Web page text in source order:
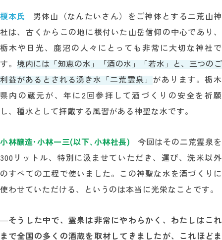
榎本氏 男体山（なんたいさん）をご神体とする二荒山神
社は、古くからこの地に根付いた山岳信仰の中心であり、
栃木や日光、鹿沼の人々にとっても非常に大切な神社で
す。境内には「知恵の水」「酒の水」「若水」と、三つのご
利益があるとされる湧き水「二荒霊泉」 があります。栃木
県内の蔵元が、年に2回参拝して酒づくりの安全を祈願
し、種水として拝戴する風習がある神聖な水です。
小林醸造･小林一三(以下､小林社長) 今回はその二荒霊泉を
300リットル、特別に汲ませていただき、運び、洗米以外
のすべての工程で使いました。この神聖な水を酒づくりに
使わせていただける、というのは本当に光栄なことです。
―そうした中で、霊泉は非常にやわらかく、わたしはこれ
まで全国の多くの酒蔵を取材してきましたが、これほどま